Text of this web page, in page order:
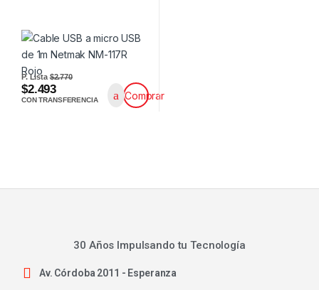
P. Lista$2.770
$2.493
CON TRANSFERENCIA Comprar
30 Años Impulsando tu Tecnología
Av. Córdoba 2011 - Esperanza